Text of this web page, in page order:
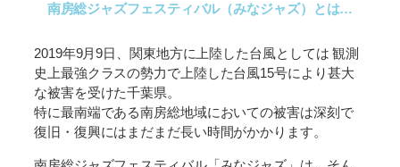
南房総ジャズフェスティバル（みなジャズ）とは…
2019年9月9日、関東地方に上陸した台風としては 観測
史上最強クラスの勢力で上陸した台風15号により甚大
な被害を受けた千葉県。
特に最南端である南房総地域においての被害は深刻で
復旧・復興にはまだまだ⻑い時間がかかります。